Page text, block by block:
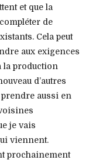
et que la
de
Cela peut
aux exigences
la production
d’autres
aussi en
je vais
viennent.
prochainement